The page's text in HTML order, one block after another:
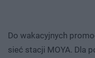
Do wakacyjnych
sieć stacji MOYA. Dla